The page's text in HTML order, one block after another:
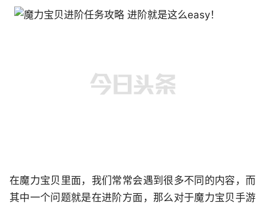
在魔力宝贝里面，我们常常会遇到很多不同的内容，而
其中一个问题就是在进阶方面，那么对于魔力宝贝手游